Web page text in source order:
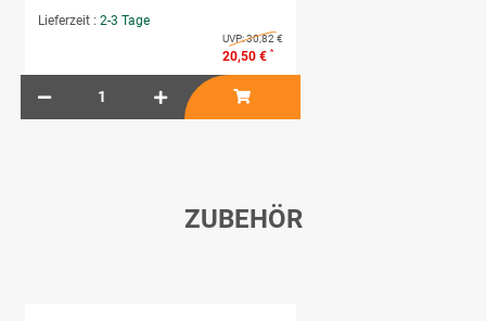
Lieferzeit : 2-3 Tage
UVP:30,82 €
20,50 € *
ZUBEHÖR